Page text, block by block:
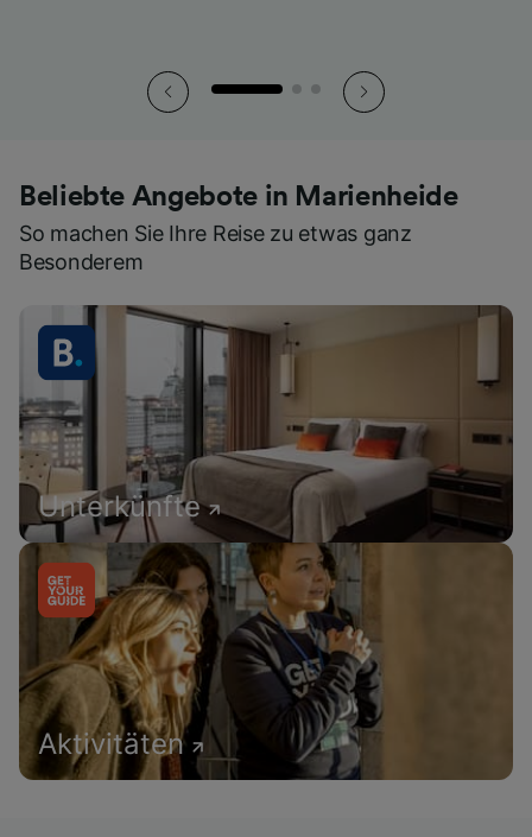
Beliebte Angebote in Marienheide
So machen Sie Ihre Reise zu etwas ganz
Besonderem
Unterkünfte
Aktivitäten